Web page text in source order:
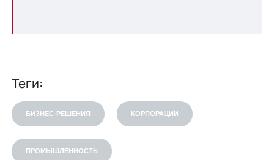
Теги:
БИЗНЕС-РЕШЕНИЯ КОРПОРАЦИИ
ПРОМЫШЛЕННОСТЬ